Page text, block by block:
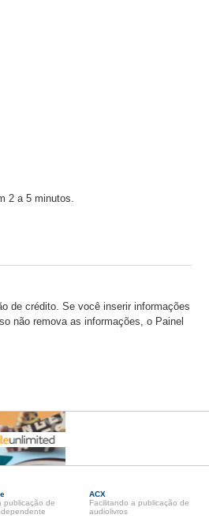
2 a 5 minutos.
de crédito. Se você inserir informações
não remova as informações, o Painel
publicação de
ACX
Facilitando a publicação de
audiolivros